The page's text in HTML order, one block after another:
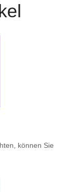
können Sie